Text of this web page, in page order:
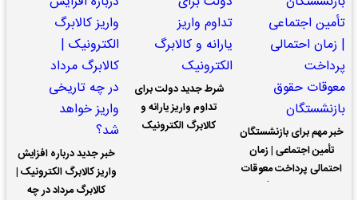
خبر مهم برای بازنشستگان
تأمین اجتماعی | زمان
احتمالی پرداخت معوقات
شرط جدید دولت برای
تداوم واریز یارانه و
کالابرگ الکترونیک
خبر جدید درباره افزایش
واریز کالابرگ الکترونیک |
کالابرگ مرداد در چه